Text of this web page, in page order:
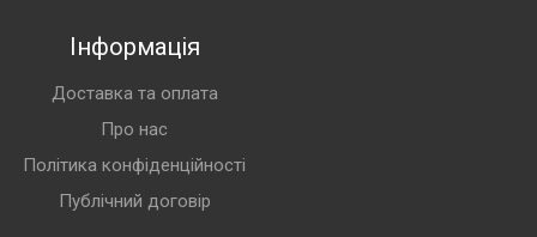
Інформація
Доставка та оплата
Про нас
Політика конфіденційності
Публічний договір